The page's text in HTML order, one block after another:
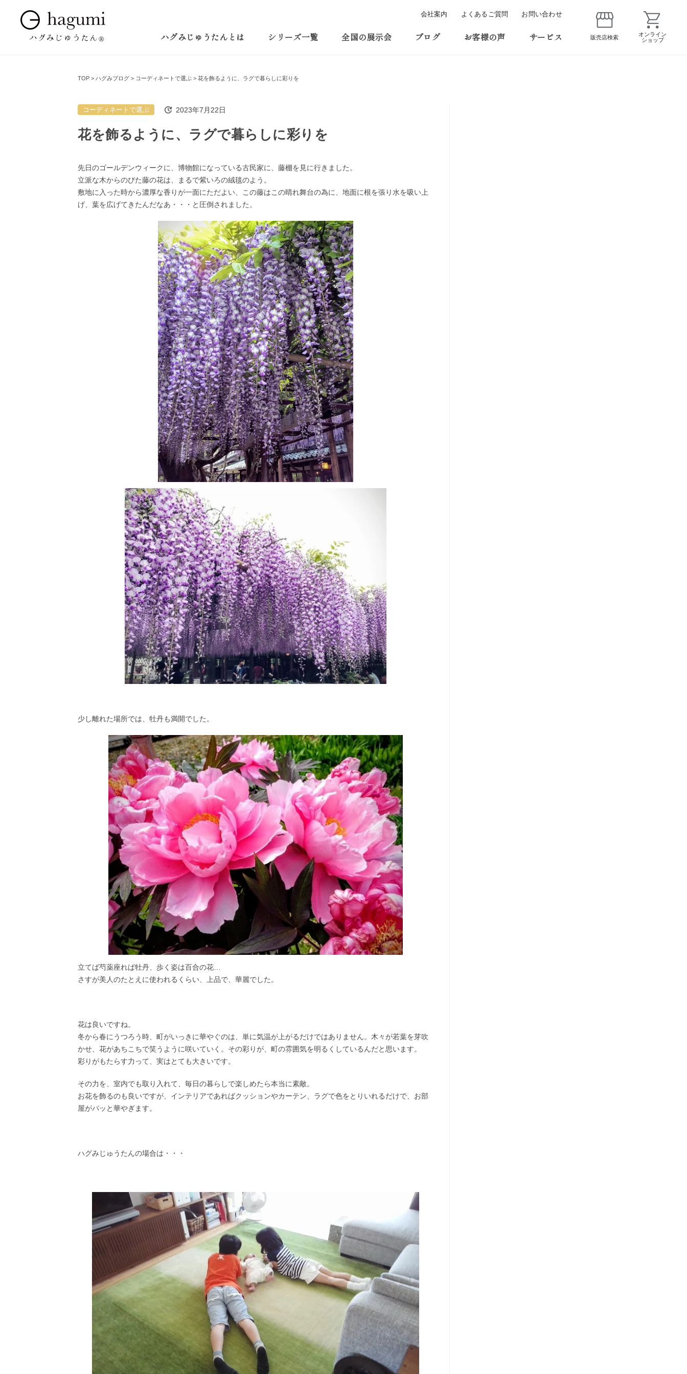
ハグみじゅうたんとは シリーズ一覧 全国の展示会 ブログ お客様の声 サービス
会社案内 よくあるご質問 お問い合わせ
販売店検索
オンライン
ショップ
TOP ハグみブログ コーディネートで選ぶ 花を飾るように、ラグで暮らしに彩りを
花を飾るように、ラグで暮らしに彩りを
コーディネートで選ぶ 2023年7月22日
先日のゴールデンウィークに、博物館になっている古民家に、藤棚を見に行きました。
立派な木からのびた藤の花は、まるで紫いろの絨毯のよう。
敷地に入った時から濃厚な香りが一面にただよい、この藤はこの晴れ舞台の為に、地面に根を張り水を吸い上
げ、葉を広げてきたんだなあ・・・と圧倒されました。
少し離れた場所では、牡丹も満開でした。
立てば芍薬座れば牡丹、歩く姿は百合の花…
さすが美人のたとえに使われるくらい、上品で、華麗でした。
花は良いですね。
冬から春にうつろう時、町がいっきに華やぐのは、単に気温が上がるだけではありません。木々が若葉を芽吹
かせ、花があちこちで笑うように咲いていく。その彩りが、町の雰囲気を明るくしているんだと思います。
彩りがもたらす力って、実はとても大きいです。
その力を、室内でも取り入れて、毎日の暮らしで楽しめたら本当に素敵。
お花を飾るのも良いですが、インテリアであればクッションやカーテン、ラグで色をとりいれるだけで、お部
屋がパッと華やぎます。
ハグみじゅうたんの場合は・・・